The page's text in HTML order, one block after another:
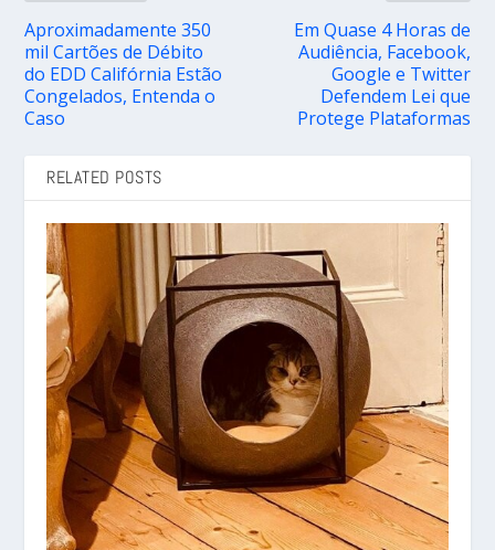
Aproximadamente 350
mil Cartões de Débito
do EDD Califórnia Estão
Congelados, Entenda o
Caso
Em Quase 4 Horas de
Audiência, Facebook,
Google e Twitter
Defendem Lei que
Protege Plataformas
RELATED POSTS